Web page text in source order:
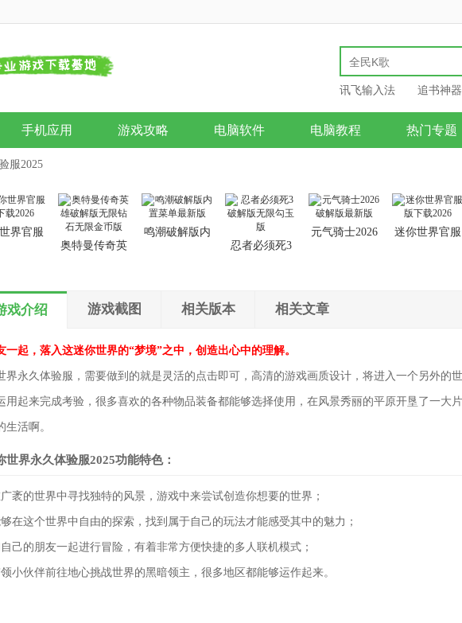
讯飞输入法 追书神器
手机应用 游戏攻略 电脑软件 电脑教程 热门专题
服2025
界官服
奥特曼传奇英
鸣潮破解版内
忍者必须死3
元气骑士2026
迷你世界官服
戏介绍 游戏截图 相关版本 相关文章
一起，落入这迷你世界的“梦境”之中，创造出心中的理解。
界永久体验服，需要做到的就是灵活的点击即可，高清的游戏画质设计，将进入一个另外的
用起来完成考验，很多喜欢的各种物品装备都能够选择使用，在风景秀丽的平原开垦了一大
生活啊。
世界永久体验服2025功能特色：
袤的世界中寻找独特的风景，游戏中来尝试创造你想要的世界；
在这个世界中自由的探索，找到属于自己的玩法才能感受其中的魅力；
己的朋友一起进行冒险，有着非常方便快捷的多人联机模式；
小伙伴前往地心挑战世界的黑暗领主，很多地区都能够运作起来。